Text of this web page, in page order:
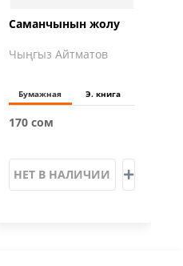
Саманчынын жолу
Чыңгыз Айтматов
Бумажная Э. книга
170 сом
НЕТ В НАЛИЧИИ